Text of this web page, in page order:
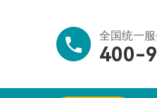
全国统一服
400-